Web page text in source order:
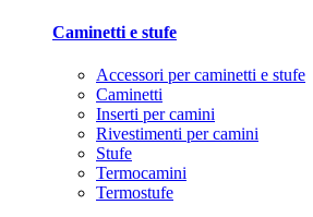
Caminetti e stufe
Accessori per caminetti e stufe
Caminetti
Inserti per camini
Rivestimenti per camini
Stufe
Termocamini
Termostufe